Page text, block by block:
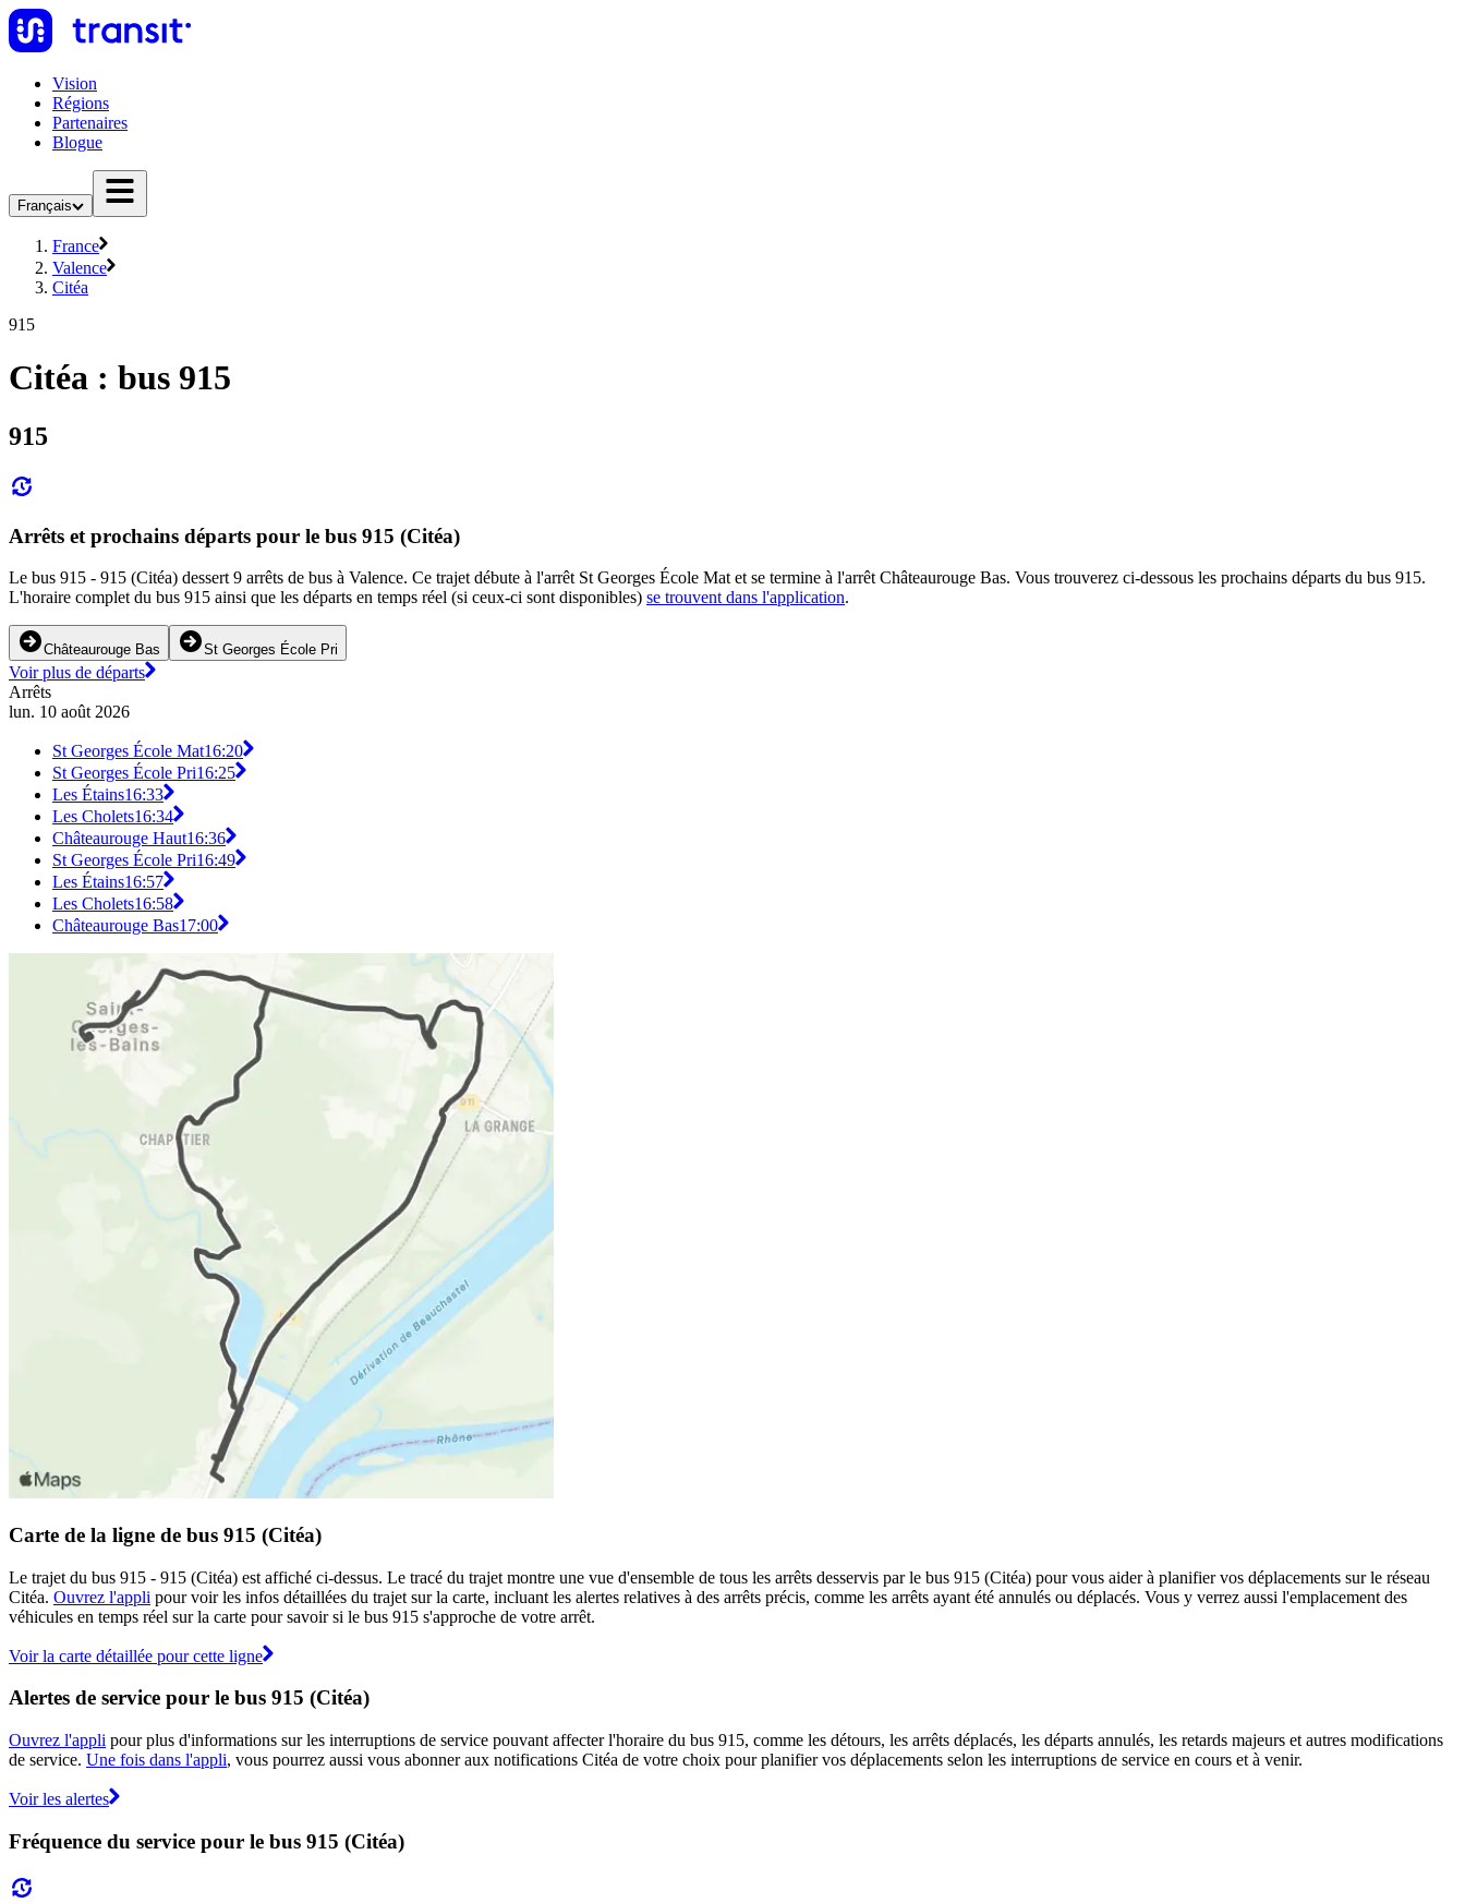
Vision
Régions
Partenaires
Blogue
Français
France
Valence
Citéa
915
Citéa : bus 915
915
Arrêts et prochains départs pour le bus 915 (Citéa)
Le bus 915 - 915 (Citéa) dessert 9 arrêts de bus à Valence. Ce trajet débute à l'arrêt St Georges École Mat et se termine à l'arrêt Châteaurouge Bas. Vous trouverez ci-dessous les prochains départs du bus 915.
L'horaire complet du bus 915 ainsi que les départs en temps réel (si ceux-ci sont disponibles) se trouvent dans l'application.
Châteaurouge Bas St Georges École Pri
Voir plus de départs
Arrêts
lun. 10 août 2026
St Georges École Mat16:20
St Georges École Pri16:25
Les Étains16:33
Les Cholets16:34
Châteaurouge Haut16:36
St Georges École Pri16:49
Les Étains16:57
Les Cholets16:58
Châteaurouge Bas17:00
Carte de la ligne de bus 915 (Citéa)
Le trajet du bus 915 - 915 (Citéa) est affiché ci-dessus. Le tracé du trajet montre une vue d'ensemble de tous les arrêts desservis par le bus 915 (Citéa) pour vous aider à planifier vos déplacements sur le réseau
Citéa. Ouvrez l'appli pour voir les infos détaillées du trajet sur la carte, incluant les alertes relatives à des arrêts précis, comme les arrêts ayant été annulés ou déplacés. Vous y verrez aussi l'emplacement des
véhicules en temps réel sur la carte pour savoir si le bus 915 s'approche de votre arrêt.
Voir la carte détaillée pour cette ligne
Alertes de service pour le bus 915 (Citéa)
Ouvrez l'appli pour plus d'informations sur les interruptions de service pouvant affecter l'horaire du bus 915, comme les détours, les arrêts déplacés, les départs annulés, les retards majeurs et autres modifications
de service. Une fois dans l'appli, vous pourrez aussi vous abonner aux notifications Citéa de votre choix pour planifier vos déplacements selon les interruptions de service en cours et à venir.
Voir les alertes
Fréquence du service pour le bus 915 (Citéa)